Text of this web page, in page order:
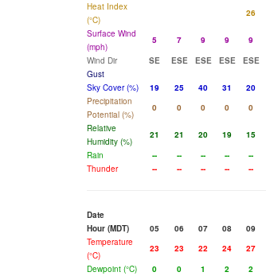
Heat Index
(°C)
26
Surface Wind
(mph)
5 7 9 9 9
Wind Dir
SE ESE ESE ESE ESE
Gust
Sky Cover (%)
19 25 40 31 20
Precipitation
Potential (%)
0 0 0 0 0
Relative
Humidity (%)
21 21 20 19 15
Rain
-- -- -- -- --
Thunder
-- -- -- -- --
Date
Hour (MDT)
05 06 07 08 09
Temperature
(°C)
23 23 22 24 27
Dewpoint (°C)
0 0 1 2 2